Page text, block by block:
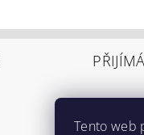
Tento web